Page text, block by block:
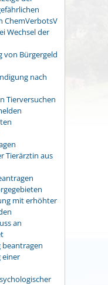
ChemVerbotsV
Wechsel der
von Bürgergeld
nach
Tierversuchen
Tierärztin aus
mit erhöhter
an
einer